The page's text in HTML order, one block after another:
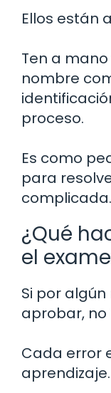
Ellos están
Ten a
nombre
proceso.
Es como
para
complicada.
¿Qué
el
Si por
aprobar,
Cada error
aprendizaje.